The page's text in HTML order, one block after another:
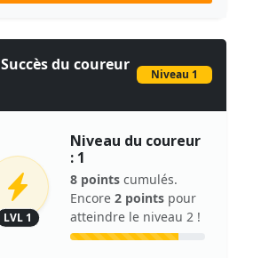
Succès du coureur
Niveau 1
LVL 1
Niveau du coureur
: 1
8 points cumulés.
Encore 2 points pour
atteindre le niveau 2 !